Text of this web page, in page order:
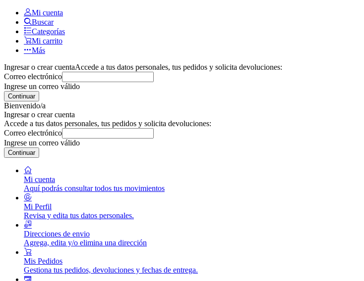
Mi cuenta
Buscar
Categorías
Mi carrito
Más
Ingresar o crear cuentaAccede a tus datos personales, tus pedidos y solicita devoluciones:
Correo electrónico
Ingrese un correo válido
Continuar
Bienvenido/a
Ingresar o crear cuenta
Accede a tus datos personales, tus pedidos y solicita devoluciones:
Correo electrónico
Ingrese un correo válido
Continuar
Mi cuenta
Aquí podrás consultar todos tus movimientos
Mi Perfil
Revisa y edita tus datos personales.
Direcciones de envio
Agrega, edita y/o elimina una dirección
Mis Pedidos
Gestiona tus pedidos, devoluciones y fechas de entrega.